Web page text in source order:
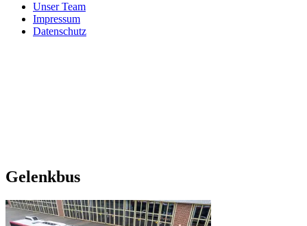
Unser Team
Impressum
Datenschutz
Gelenkbus